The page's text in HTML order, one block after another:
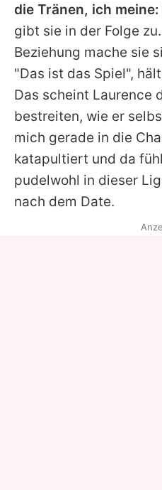
die Tränen, ich
gibt sie in der Folge
Beziehung mache sie
"Das ist das Spiel",
Das scheint Laurence
bestreiten, wie er
mich gerade in die
katapultiert und da
pudelwohl in dieser
nach dem Date.